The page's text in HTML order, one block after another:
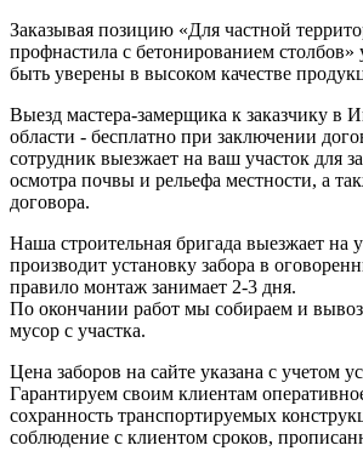
Заказывая позицию «Для частной
профнастила с бетонированием
быть уверены в высоком качестве
Выезд мастера-замерщика к заказчику в
области - бесплатно при заключении
сотрудник выезжает на ваш участок для
осмотра почвы и рельефа местности, а
договора.
Наша строительная бригада выезжает на
производит установку забора в
правило монтаж занимает 2-3 дня.
По окончании работ мы собираем и
мусор с участка.
Цена заборов на сайте указана с учетом
Гарантируем своим клиентам
сохранность транспортируемых
соблюдение с клиентом сроков,